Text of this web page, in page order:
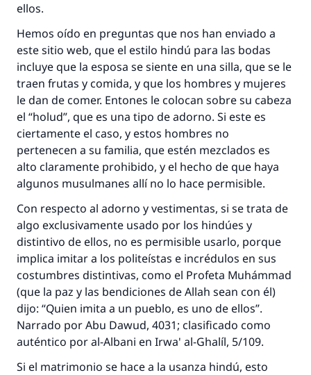
ellos.
Hemos oído en preguntas que nos han enviado a
este sitio web, que el estilo hindú para las bodas
incluye que la esposa se siente en una silla, que se le
traen frutas y comida, y que los hombres y mujeres
le dan de comer. Entones le colocan sobre su cabeza
el “holud”, que es una tipo de adorno. Si este es
ciertamente el caso, y estos hombres no
pertenecen a su familia, que estén mezclados es
alto claramente prohibido, y el hecho de que haya
algunos musulmanes allí no lo hace permisible.
Con respecto al adorno y vestimentas, si se trata de
algo exclusivamente usado por los hindúes y
distintivo de ellos, no es permisible usarlo, porque
implica imitar a los politeístas e incrédulos en sus
costumbres distintivas, como el Profeta Muhámmad
(que la paz y las bendiciones de Allah sean con él)
dijo: “Quien imita a un pueblo, es uno de ellos”.
Narrado por Abu Dawud, 4031; clasificado como
auténtico por al-Albani en Irwa' al-Ghalíl, 5/109.
Si el matrimonio se hace a la usanza hindú, esto
La respuesta no. 110845 salvó un
matrimonio.
Desde la Q hasta la A, su contribución ayuda a
IslamQA.
Profeta ﷺ dijo:
"Una persona que orienta a otros a hacer el
bien obtendrá la misma recompensa que
aquellos que lo realicen."
(MUSLIM, 1893)
Contribuir